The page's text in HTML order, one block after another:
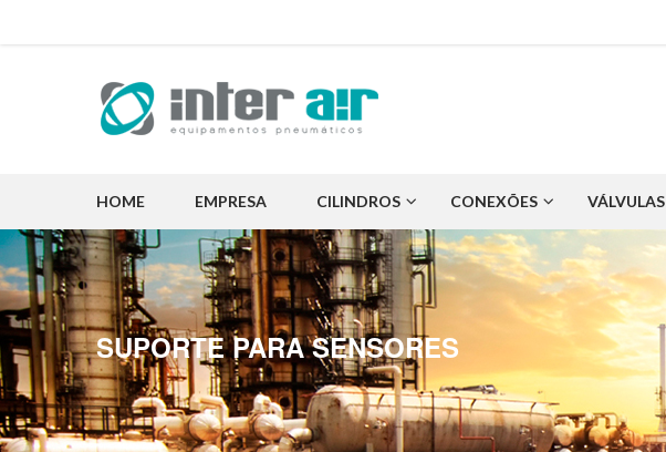
HOME EMPRESA CILINDROS CONEXÕES VÁLVULAS
SUPORTE PARA SENSORES